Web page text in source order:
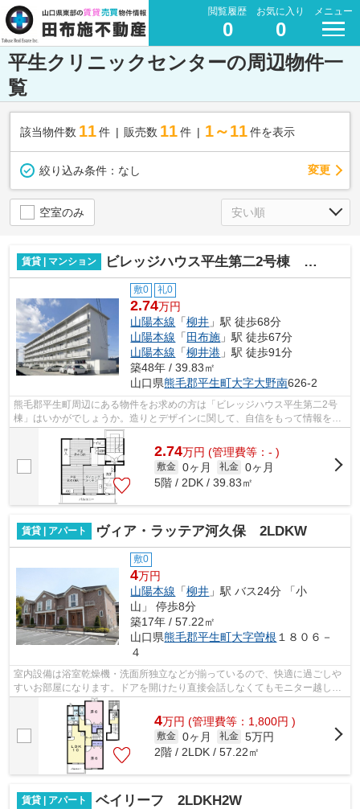
閲覧履歴
0
お気に入り
0
メニュー
平生クリニックセンターの周辺物件一
覧
該当物件数 11件 販売数 11 件 1～11 件を表示
絞り込み条件： なし 変更
空室のみ
賃貸 | マンション ビレッジハウス平生第二2号棟 2DK
敷0 礼0
2.74万円
山陽本線 「柳井 」駅 徒歩68分
山陽本線 「 田布施 」駅 徒歩67分
山陽本線 「柳井港 」駅 徒歩91分
築48年 / 39.83㎡
山口県熊毛郡平生町大字大野南626-2
熊毛郡平生町周辺にある物件をお求めの方は「ビレッジハウス平生第二2号
棟」はいかがでしょうか。造りとデザインに関して、自信をもって情報を提
供できるマンションです。快適な住まい...
2.74万円 (管理費等：- )
敷金 0ヶ月 礼金 0ヶ月
5階 / 2DK / 39.83㎡
賃貸 | アパート ヴィア・ラッテア河久保 2LDKW
敷0
4万円
山陽本線 「柳井 」駅 バス24分 「小
山」 停歩8分
築17年 / 57.22㎡
山口県熊毛郡平生町大字曽根 １８０６－
４
室内設備は浴室乾燥機・洗面所独立などが揃っているので、快適に過ごしや
すいお部屋になります。ドアを開けたり直接会話しなくてもモニター越しに
来訪者を確認できるモニター付きイン...
4万円 (管理費等：1,800円 )
敷金 0ヶ月 礼金 5万円
2階 / 2LDK / 57.22㎡
賃貸 | アパート ベイリーフ 2LDKH2W